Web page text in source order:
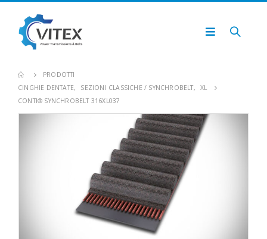
PRODOTTI
CINGHIE DENTATE, SEZIONI CLASSICHE / SYNCHROBELT,
XL
CONTI® SYNCHROBELT 316XL037